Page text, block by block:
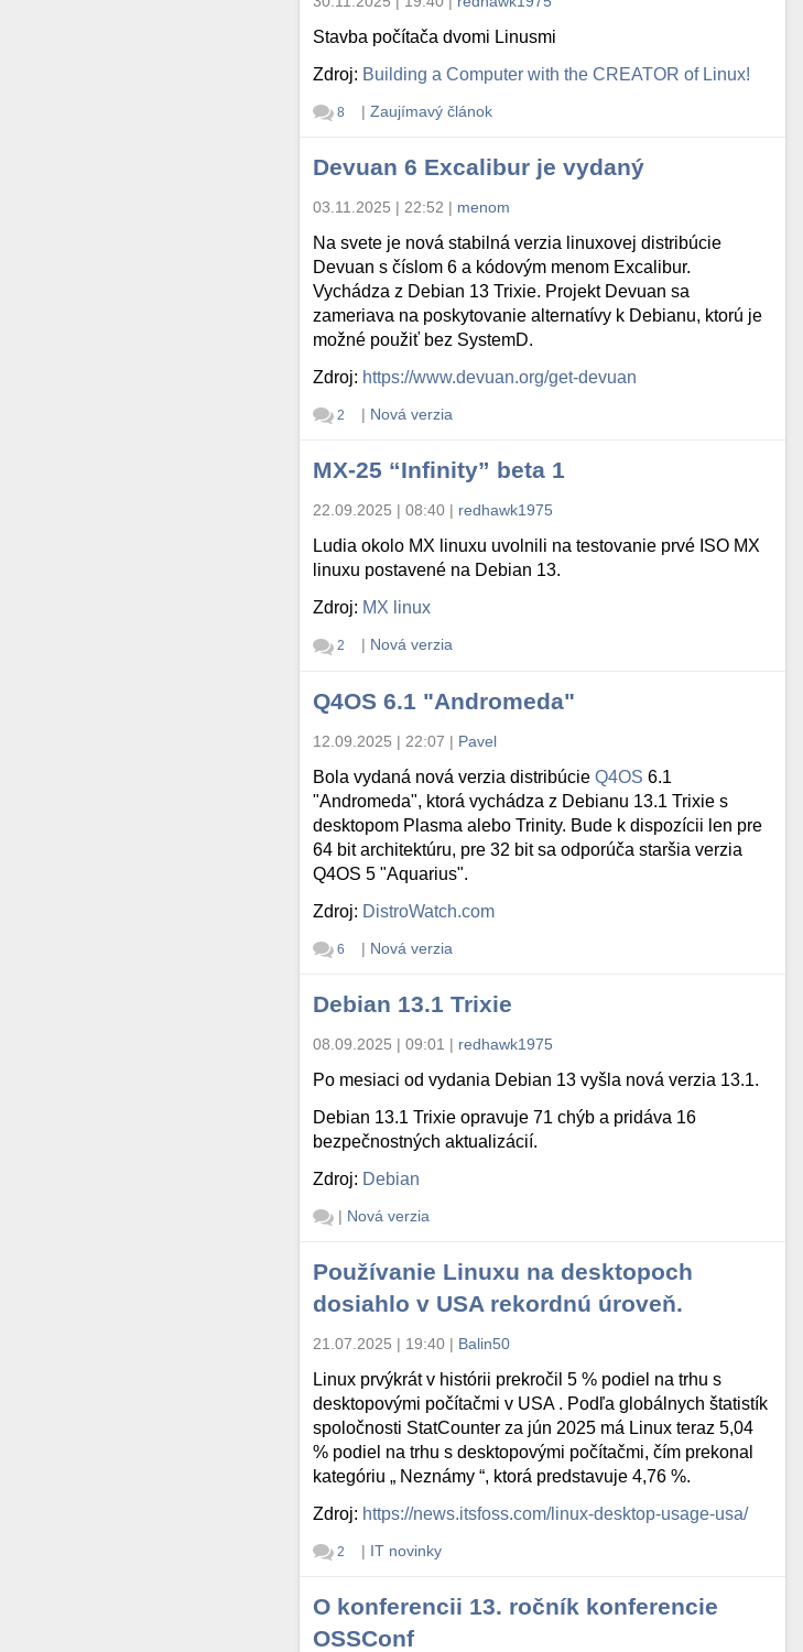
Stavba počítača dvomi Linusmi
Zdroj: Building a Computer with the CREATOR of Linux!
8 | Zaujímavý článok
Devuan 6 Excalibur je vydaný
03.11.2025 | 22:52 | menom
Na svete je nová stabilná verzia linuxovej distribúcie
Devuan s číslom 6 a kódovým menom Excalibur.
Vychádza z Debian 13 Trixie. Projekt Devuan sa
zameriava na poskytovanie alternatívy k Debianu, ktorú je
možné použiť bez SystemD.
Zdroj: https://www.devuan.org/get-devuan
2 | Nová verzia
MX-25 “Infinity” beta 1
22.09.2025 | 08:40 | redhawk1975
Ludia okolo MX linuxu uvolnili na testovanie prvé ISO MX
linuxu postavené na Debian 13.
Zdroj: MX linux
2 | Nová verzia
Q4OS 6.1 "Andromeda"
12.09.2025 | 22:07 | Pavel
Bola vydaná nová verzia distribúcieQ4OS 6.1
"Andromeda", ktorá vychádza z Debianu 13.1 Trixie s
desktopom Plasma alebo Trinity. Bude k dispozícii len pre
64 bit architektúru, pre 32 bit sa odporúča staršia verzia
Q4OS 5 "Aquarius".
Zdroj: DistroWatch.com
6 | Nová verzia
Debian 13.1 Trixie
08.09.2025 | 09:01 | redhawk1975
Po mesiaci od vydania Debian 13 vyšla nová verzia 13.1.
Debian 13.1 Trixie opravuje 71 chýb a pridáva 16
bezpečnostných aktualizácií.
Zdroj: Debian
| Nová verzia
Používanie Linuxu na desktopoch
dosiahlo v USA rekordnú úroveň.
21.07.2025 | 19:40 | Balin50
Linux prvýkrát v histórii prekročil 5 % podiel na trhu s
desktopovými počítačmi v USA . Podľa globálnych štatistík
spoločnosti StatCounter za jún 2025 má Linux teraz 5,04
% podiel na trhu s desktopovými počítačmi, čím prekonal
kategóriu „ Neznámy “, ktorá predstavuje 4,76 %.
Zdroj: https://news.itsfoss.com/linux-desktop-usage-usa/
2 | IT novinky
O konferencii 13. ročník konferencie
OSSConf